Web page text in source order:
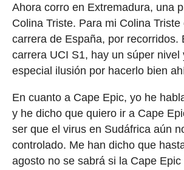
Ahora corro en Extremadura, una
Colina Triste. Para mi Colina Triste
carrera de España, por recorridos.
carrera UCI S1, hay un súper nivel
especial ilusión por hacerlo bien
En cuanto a Cape Epic, yo he
y he dicho que quiero ir a Cape
ser que el virus en Sudáfrica aún
controlado. Me han dicho que
agosto no se sabrá si la Cape